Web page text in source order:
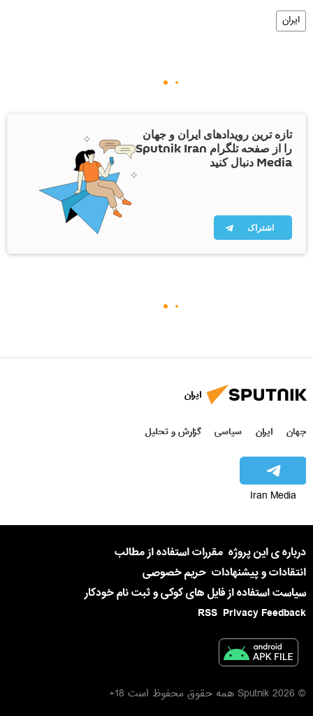
ایران
تازه ترین رویدادهای ایران و جهان
را از صفحه تلگرام Sputnik Iran
Media دنبال کنید
اشتراک
ایران
جهان ایران سیاسی گزارش و تحلیل
Iran Media
درباره ی این پروژه مقررات استفاده از مطالب
انتقادات و پیشنهادات حریم خصوصی
سیاست استفاده از فایل های کوکی و ثبت نام خودکار
Privacy Feedback
RSS
© 2026 Sputnik همه حقوق محفوظ است 18+